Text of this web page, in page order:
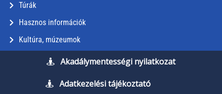
Túrák
Hasznos információk
Kultúra, múzeumok
Akadálymentességi nyilatkozat
Adatkezelési tájékoztató